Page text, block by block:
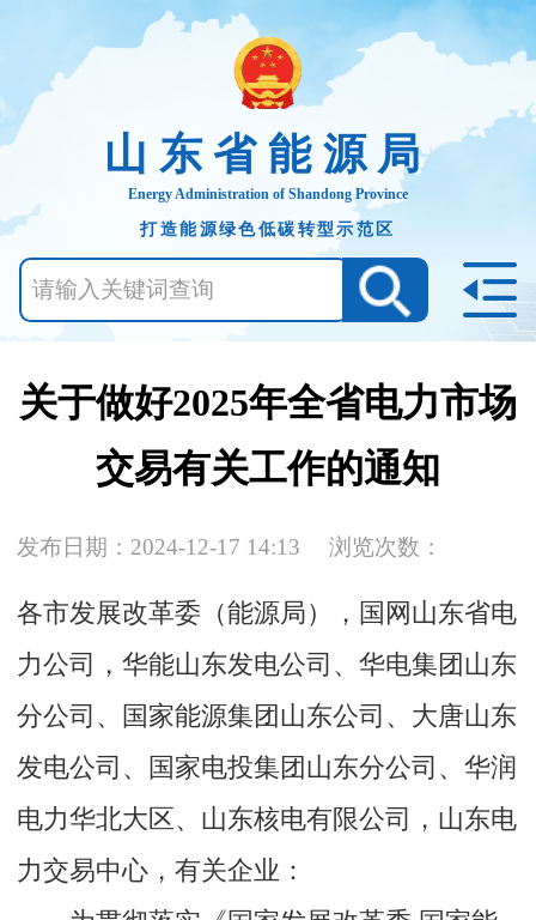
山东省能源局
Energy Administration of Shandong Province
打造能源绿色低碳转型示范区
关于做好2025年全省电力市场
交易有关工作的通知
发布日期：2024-12-17 14:13 浏览次数：
各市发展改革委（能源局），国网山东省电
力公司，华能山东发电公司、华电集团山东
分公司、国家能源集团山东公司、大唐山东
发电公司、国家电投集团山东分公司、华润
电力华北大区、山东核电有限公司，山东电
力交易中心，有关企业：